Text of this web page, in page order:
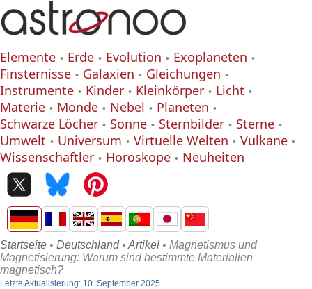
Elemente Erde Evolution
Exoplaneten
Finsternisse
Galaxien
Gleichungen
Instrumente
Kinder Kleinkörper
Licht
Materie
Monde Nebel
Planeten
Schwarze Löcher
Sonne Sternbilder
Sterne
Umwelt
Universum Virtuelle Welten
Vulkane
Wissenschaftler
Horoskope Neuheiten
Startseite • Deutschland• Artikel • Magnetismus und
Magnetisierung: Warum sind bestimmte Materialien
magnetisch?
Letzte Aktualisierung: 10. September 2025